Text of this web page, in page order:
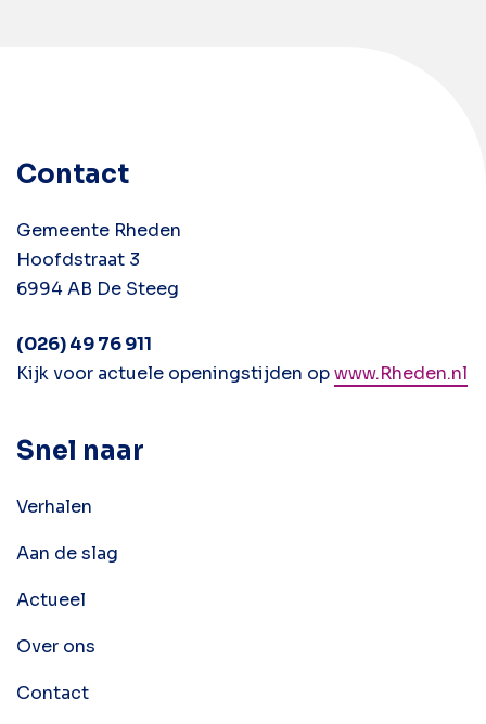
Contact
Gemeente Rheden
Hoofdstraat 3
6994 AB De Steeg
(026) 49 76 911
Kijk voor actuele openingstijden opwww.Rheden.nl
Snel naar
Verhalen
Aan de slag
Actueel
Over ons
Contact